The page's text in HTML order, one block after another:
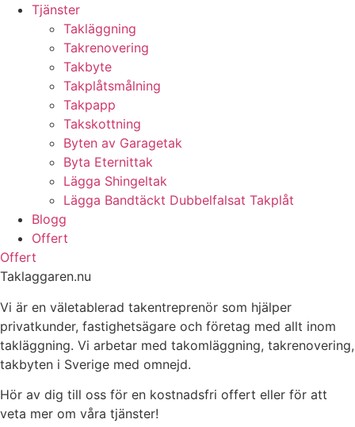
Tjänster
Takläggning
Takrenovering
Takbyte
Takplåtsmålning
Takpapp
Takskottning
Byten av Garagetak
Byta Eternittak
Lägga Shingeltak
Lägga Bandtäckt Dubbelfalsat Takplåt
Blogg
Offert
Offert
Taklaggaren.nu
Vi är en väletablerad takentreprenör som hjälper
privatkunder, fastighetsägare och företag med allt inom
takläggning. Vi arbetar med takomläggning, takrenovering,
takbyten i Sverige med omnejd.
Hör av dig till oss för en kostnadsfri offert eller för att
veta mer om våra tjänster!